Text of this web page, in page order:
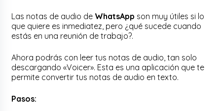
Las notas de audio de WhatsApp son muy útiles si lo
que quiere es inmediatez, pero ¿qué sucede cuando
estás en una reunión de trabajo?.
Ahora podrás con leer tus notas de audio, tan solo
descargando «Voicer». Esta es una aplicación que te
permite convertir tus notas de audio en texto.
Pasos: